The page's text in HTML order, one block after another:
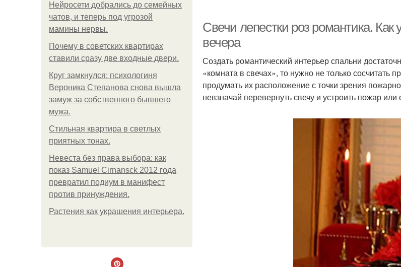
Нейросети добрались до семейных
чатов, и теперь под угрозой
мамины нервы.
Почему в советских квартирах
ставили сразу две входные двери.
Круг замкнулся: психологиня
Вероника Степанова снова вышла
замуж за собственного бывшего
мужа.
Стильная квартира в светлых
приятных тонах.
Невеста без права выбора: как
показ Samuel Cirnansck 2012 года
превратил подиум в манифест
против принуждения.
Растения как украшения интерьера.
Свечи лепестки роз романтика. Как
вечера
Создать романтический интерьер спальни
«комната в свечах», то нужно не только сосчитать
продумать их расположение с точки зрения
невзначай перевернуть свечу и устроить пожар